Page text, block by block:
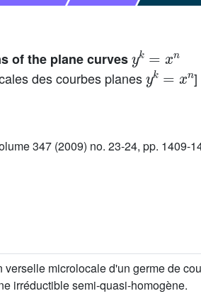
of the plane curves
k
des courbes planes yk =x ]
347 (2009) no. 23-24, pp. 1409-
microlocale d'un germe de
irréductible semi-quasi-homogène.